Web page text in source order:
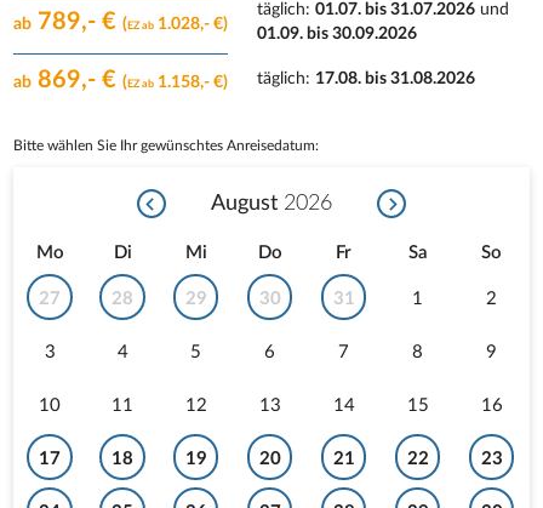
ab 789,- € (EZ ab 1.028,- €)
täglich: 01.07. bis 31.07.2026 und
01.09. bis 30.09.2026
ab 869,- € (EZ ab 1.158,- €) täglich: 17.08. bis 31.08.2026
Bitte wählen Sie Ihr gewünschtes Anreisedatum:
August 2026
Mo Di Mi Do Fr Sa So
27 28 29 30 31 1 2
3 4 5 6 7 8 9
10 11 12 13 14 15 16
17 18 19 20 21 22 23